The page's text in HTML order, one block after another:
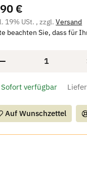
€
19% USt. , zzgl.Versand
beachten Sie, dass für
Sofort verfügbar
Auf Wunschzettel